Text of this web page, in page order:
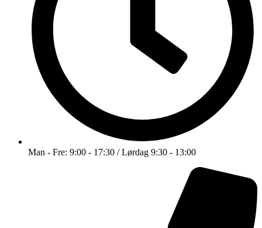
Man - Fre: 9:00 - 17:30 / Lørdag 9:30 - 13:00